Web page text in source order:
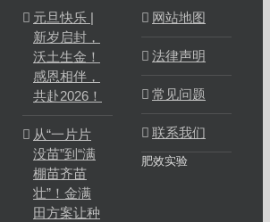
元旦快乐 |
新岁启封，
沃土生金！
感恩相伴，
共赴2026！
从“一片片
没苗”到“满
棚苗齐苗
壮”！金满
田方案让种
网站地图
法律声明
常见问题
联系我们
肥效实验